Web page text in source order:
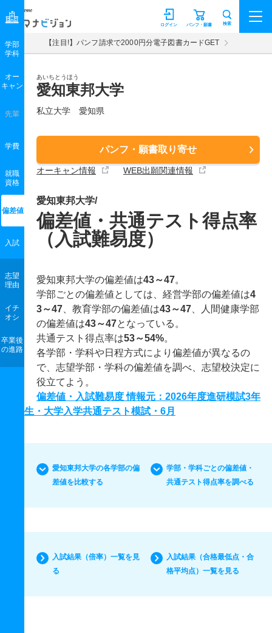
マナビジョン パンフ・願書
ログイン 検索
【注目!】パンフ請求で2000円分電子図書カードGET
あいちとうほう
愛知東邦大学
私立大学 愛知県
パンフ・願書取り寄せ
オーキャン情報 WEB出願関連情報
学部
学科
オー
キャン
先輩
学費
就職
資格
偏差値
入試
志望
理由
イチ
オシ
卒業後
の進路
愛知東邦大学/
偏差値・共通テスト得点率
（入試難易度）
愛知東邦大学の偏差値は43～47。
学部ごとの偏差値としては、経営学部の偏差値は4
3～47 、教育学部の偏差値は43～47 、人間健康学部
の偏差値は43～47となっている。
共通テスト得点率は53～54%。
各学部・学科や日程方式により偏差値が異なるの
で、志望学部・学科の偏差値を調べ、志望校決定に
役立てよう。
偏差値・入試難易度 情報元：2026年度進研模試3年
生・大学入学共通テスト模試・6月
愛知東邦大学の各学部の偏
差値を比較する
学部・学科ごとの偏差値・
共通テスト得点率を調べる
入試結果（倍率）一覧を見
る
入試結果（合格最低点・合
格平均点）一覧を見る